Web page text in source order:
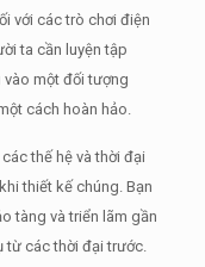
với các trò chơi điện
ta cần luyện tập
vào một đối tượng
cách hoàn hảo.
thế hệ và thời đại
thiết kế chúng. Bạn
tàng và triển lãm gần
từ các thời đại trước.